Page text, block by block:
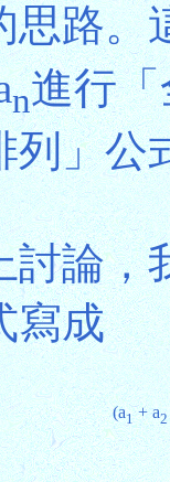
思路。
n進行
列」公
討論，
寫成
(a1+ a2